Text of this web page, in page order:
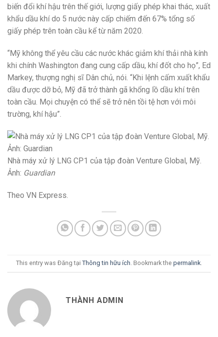
biến đổi khí hậu trên thế giới, lượng giấy phép khai thác, xuất
khẩu dầu khí do 5 nước này cấp chiếm đến 67% tổng số
giấy phép trên toàn cầu kể từ năm 2020.
“Mỹ không thể yêu cầu các nước khác giảm khí thải nhà kính
khi chính Washington đang cung cấp dầu, khí đốt cho họ”, Ed
Markey, thượng nghị sĩ Dân chủ, nói. “Khi lệnh cấm xuất khẩu
dầu được dỡ bỏ, Mỹ đã trở thành gã khổng lồ dầu khí trên
toàn cầu. Mọi chuyện có thể sẽ trở nên tồi tệ hơn với môi
trường, khí hậu”.
Nhà máy xử lý LNG CP1 của tập đoàn Venture Global, Mỹ.
Ảnh: Guardian
Theo VN Express.
This entry was Đăng tại Thông tin hữu ích. Bookmark the permalink.
THÀNH ADMIN